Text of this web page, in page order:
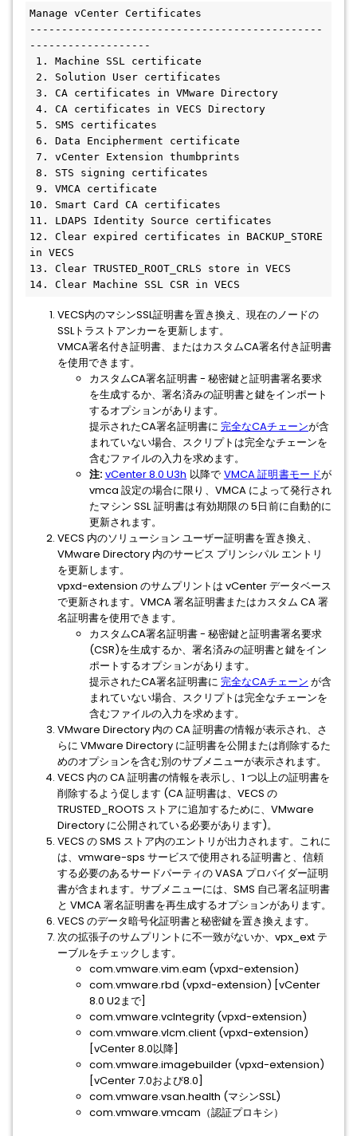
Manage vCenter Certificates
----------------------------------------------
-------------------
1. Machine SSL certificate
2. Solution User certificates
3. CA certificates in VMware Directory
4. CA certificates in VECS Directory
5. SMS certificates
6. Data Encipherment certificate
7. vCenter Extension thumbprints
8. STS signing certificates
9. VMCA certificate
10. Smart Card CA certificates
11. LDAPS Identity Source certificates
12. Clear expired certificates in BACKUP_STORE
in VECS
13. Clear TRUSTED_ROOT_CRLS store in VECS
14. Clear Machine SSL CSR in VECS
VECS内のマシンSSL証明書を置き換え、現在のノードの
SSLトラストアンカーを更新します。
VMCA署名付き証明書、またはカスタムCA署名付き証明書
を使用できます。
カスタムCA署名証明書 - 秘密鍵と証明書署名要求
を生成するか、署名済みの証明書と鍵をインポート
するオプションがあります。
提示されたCA署名証明書に 完全なCAチェーンが含
まれていない場合、スクリプトは完全なチェーンを
含むファイルの入力を求めます。
注: vCenter 8.0 U3h 以降で VMCA 証明書モードが
vmca 設定の場合に限り、VMCA によって発行され
たマシン SSL 証明書は有効期限の 5日前に自動的に
更新されます。
VECS 内のソリューション ユーザー証明書を置き換え、
VMware Directory 内のサービス プリンシパル エントリ
を更新します。
vpxd-extension のサムプリントは vCenter データベース
で更新されます。VMCA 署名証明書またはカスタム CA 署
名証明書を使用できます。
カスタムCA署名証明書 - 秘密鍵と証明書署名要求
(CSR)を生成するか、署名済みの証明書と鍵をイン
ポートするオプションがあります。
提示されたCA署名証明書に 完全なCAチェーン が含
まれていない場合、スクリプトは完全なチェーンを
含むファイルの入力を求めます。
VMware Directory 内の CA 証明書の情報が表示され、さ
らに VMware Directory に証明書を公開または削除するた
めのオプションを含む別のサブメニューが表示されます。
VECS 内の CA 証明書の情報を表示し、1 つ以上の証明書を
削除するよう促します (CA 証明書は、VECS の
TRUSTED_ROOTS ストアに追加するために、VMware
Directory に公開されている必要があります)。
VECS の SMS ストア内のエントリが出力されます。これに
は、vmware-sps サービスで使用される証明書と、信頼
する必要のあるサードパーティの VASA プロバイダー証明
書が含まれます。サブメニューには、SMS 自己署名証明書
と VMCA 署名証明書を再生成するオプションがあります。
VECS のデータ暗号化証明書と秘密鍵を置き換えます。
次の拡張子のサムプリントに不一致がないか、vpx_ext テ
ーブルをチェックします。
com.vmware.vim.eam (vpxd-extension)
com.vmware.rbd (vpxd-extension) [vCenter
8.0 U2まで]
com.vmware.vcIntegrity (vpxd-extension)
com.vmware.vlcm.client (vpxd-extension)
[vCenter 8.0以降]
com.vmware.imagebuilder (vpxd-extension)
[vCenter 7.0および8.0]
com.vmware.vsan.health (マシンSSL)
com.vmware.vmcam（認証プロキシ）